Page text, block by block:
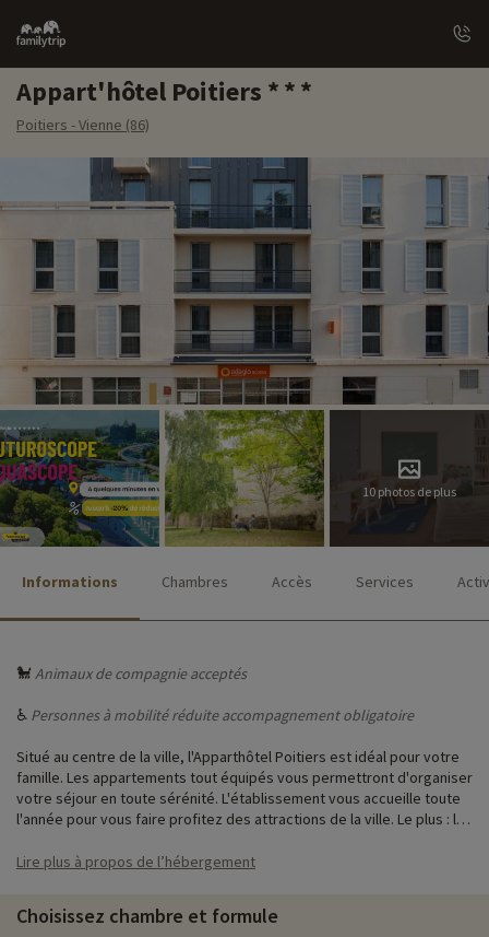
Family
trip
Appart'hôtel Poitiers
Poitiers - Vienne (86)
10 photos de plus
Informations Chambres Accès Services
🐩 Animaux de compagnie acceptés
♿ Personnes à mobilité réduite accompagnement obligatoire
Situé au centre de la ville, l'Apparthôtel Poitiers est idéal pour votre
famille. Les appartements tout équipés vous permettront d'organiser
votre séjour en toute sérénité. L'établissement vous accueille toute
l'année pour vous faire profitez des attractions de la ville. Le plus : la
Lire plus à propos de l’hébergement
Choisissez chambre et formule